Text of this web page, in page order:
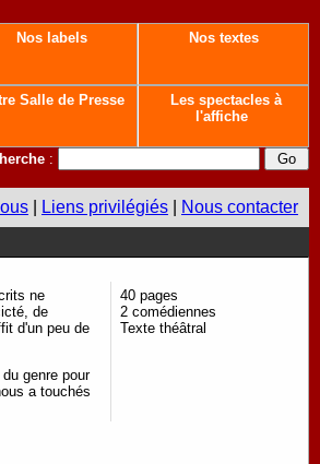
Nos labels Nos textes
Salle de Presse
Les spectacles à
l'affiche
:
Liens privilégiés Nous contacter
ne
de
d'un peu de
genre pour
a touchés
40 pages
2 comédiennes
Texte théâtral